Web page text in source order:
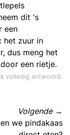
dit 's
een
het zuur in
dus meng het
een rietje.
volledig antwoord
Volgende→
we pindakaas